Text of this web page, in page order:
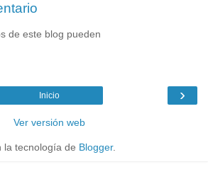
de este blog pueden
›
Inicio
Ver versión web
la tecnología de Blogger.